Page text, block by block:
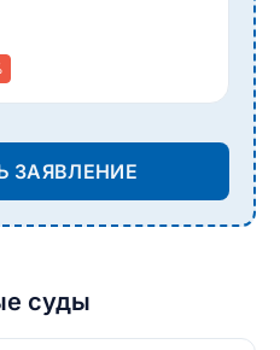
ЗАЯВЛЕНИЕ
суды